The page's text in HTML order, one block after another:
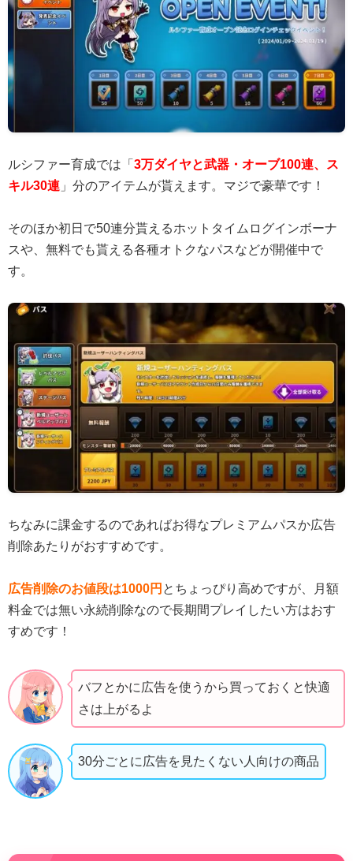
ルシファー育成では「 3万ダイヤと武器・オーブ100連、ス
キル30連 」分のアイテムが貰えます。マジで豪華です！
そのほか初日で50連分貰えるホットタイムログインボーナ
スや、無料でも貰える各種オトクなパスなどが開催中で
す。
ちなみに課金するのであればお得なプレミアムパスか広告
削除あたりがおすすめです。
広告削除のお値段は1000円 とちょっぴり高めですが、月額
料金では無い永続削除なので長期間プレイしたい方はおす
すめです！
バフとかに広告を使うから買っておくと快適
さは上がるよ
30分ごとに広告を見たくない人向けの商品